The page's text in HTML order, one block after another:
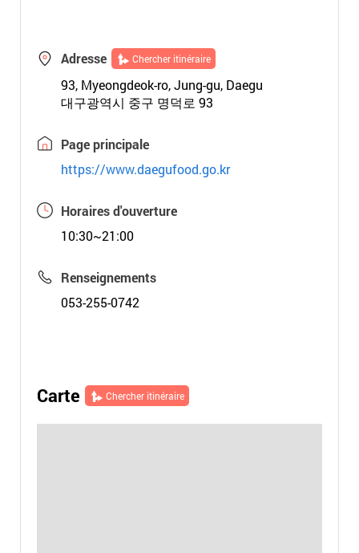
Adresse Chercher itinéraire
93, Myeongdeok-ro, Jung-gu, Daegu
대구광역시 중구 명덕로 93
Page principale
https://www.daegufood.go.kr
Horaires d'ouverture
10:30~21:00
Renseignements
053-255-0742
Carte Chercher itinéraire